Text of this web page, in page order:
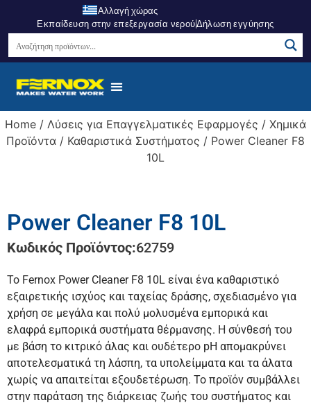
Αλλαγή χώρας
Εκπαίδευση στην επεξεργασία νερούΔήλωση εγγύησης
Home / Λύσεις για Επαγγελματικές Εφαρμογές / Χημικά
Προϊόντα / Καθαριστικά Συστήματος / Power Cleaner F8
10L
Power Cleaner F8 10L
Κωδικός Προϊόντος:62759
Το Fernox Power Cleaner F8 10L είναι ένα καθαριστικό
εξαιρετικής ισχύος και ταχείας δράσης, σχεδιασμένο για
χρήση σε μεγάλα και πολύ μολυσμένα εμπορικά και
ελαφρά εμπορικά συστήματα θέρμανσης. Η σύνθεσή του
με βάση το κιτρικό άλας και ουδέτερο pH απομακρύνει
αποτελεσματικά τη λάσπη, τα υπολείμματα και τα άλατα
χωρίς να απαιτείται εξουδετέρωση. Το προϊόν συμβάλλει
στην παράταση της διάρκειας ζωής του συστήματος και